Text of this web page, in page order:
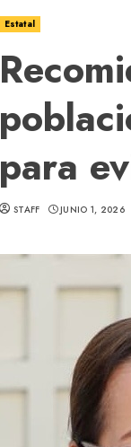
Estatal
para
STAFF JUNIO 1, 2026